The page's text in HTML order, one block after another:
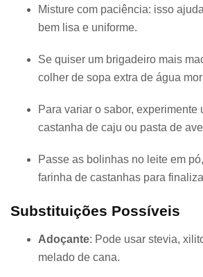
Misture com paciência: isso
bem lisa e uniforme.
Se quiser um brigadeiro mais
colher de sopa extra de água
Para variar o sabor, experimente
castanha de caju ou pasta de
Passe as bolinhas no leite em
farinha de castanhas para
Substituições Possíveis
Adoçante: Pode usar stevia,
melado de cana.